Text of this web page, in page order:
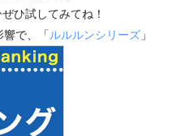
ひ試してみてね！
で、「 ルルルンシリーズ 」